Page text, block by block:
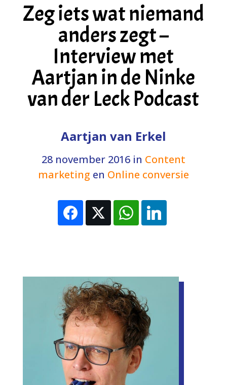
Zeg iets wat niemand
anders zegt –
Interview met
Aartjan in de Ninke
van der Leck Podcast
Aartjan van Erkel
28 november 2016in Content
marketing en Online conversie